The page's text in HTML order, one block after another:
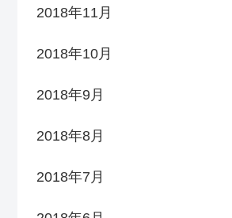
2018年11月
2018年10月
2018年9月
2018年8月
2018年7月